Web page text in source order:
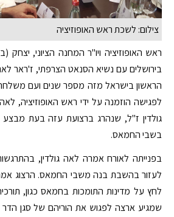
צילום: לשכת ראש האופוזיציה
ראש האופוזיציה ויו"ר המחנה הציוני, יצחק
בירושלים עם נשיא הסנאט הצרפתי, ז'ראר
הראשון בישראל מזה מספר שנים ועם
לפגישה הוזמנה על ידי ראש האופוזיציה,
גולדין ז"ל, שנהרג ברצועת עזה בעת מבצע
בשבי החמאס.
בפנייתה לאורח אמרה לאה גולדין,
לעזור בהשבת בנה משבי החמאס. הרצוג
לחץ על מדינות התומכות בחמאס כגון,
שמגיע ארצה לפגוש את הוריהם של סגן הדר